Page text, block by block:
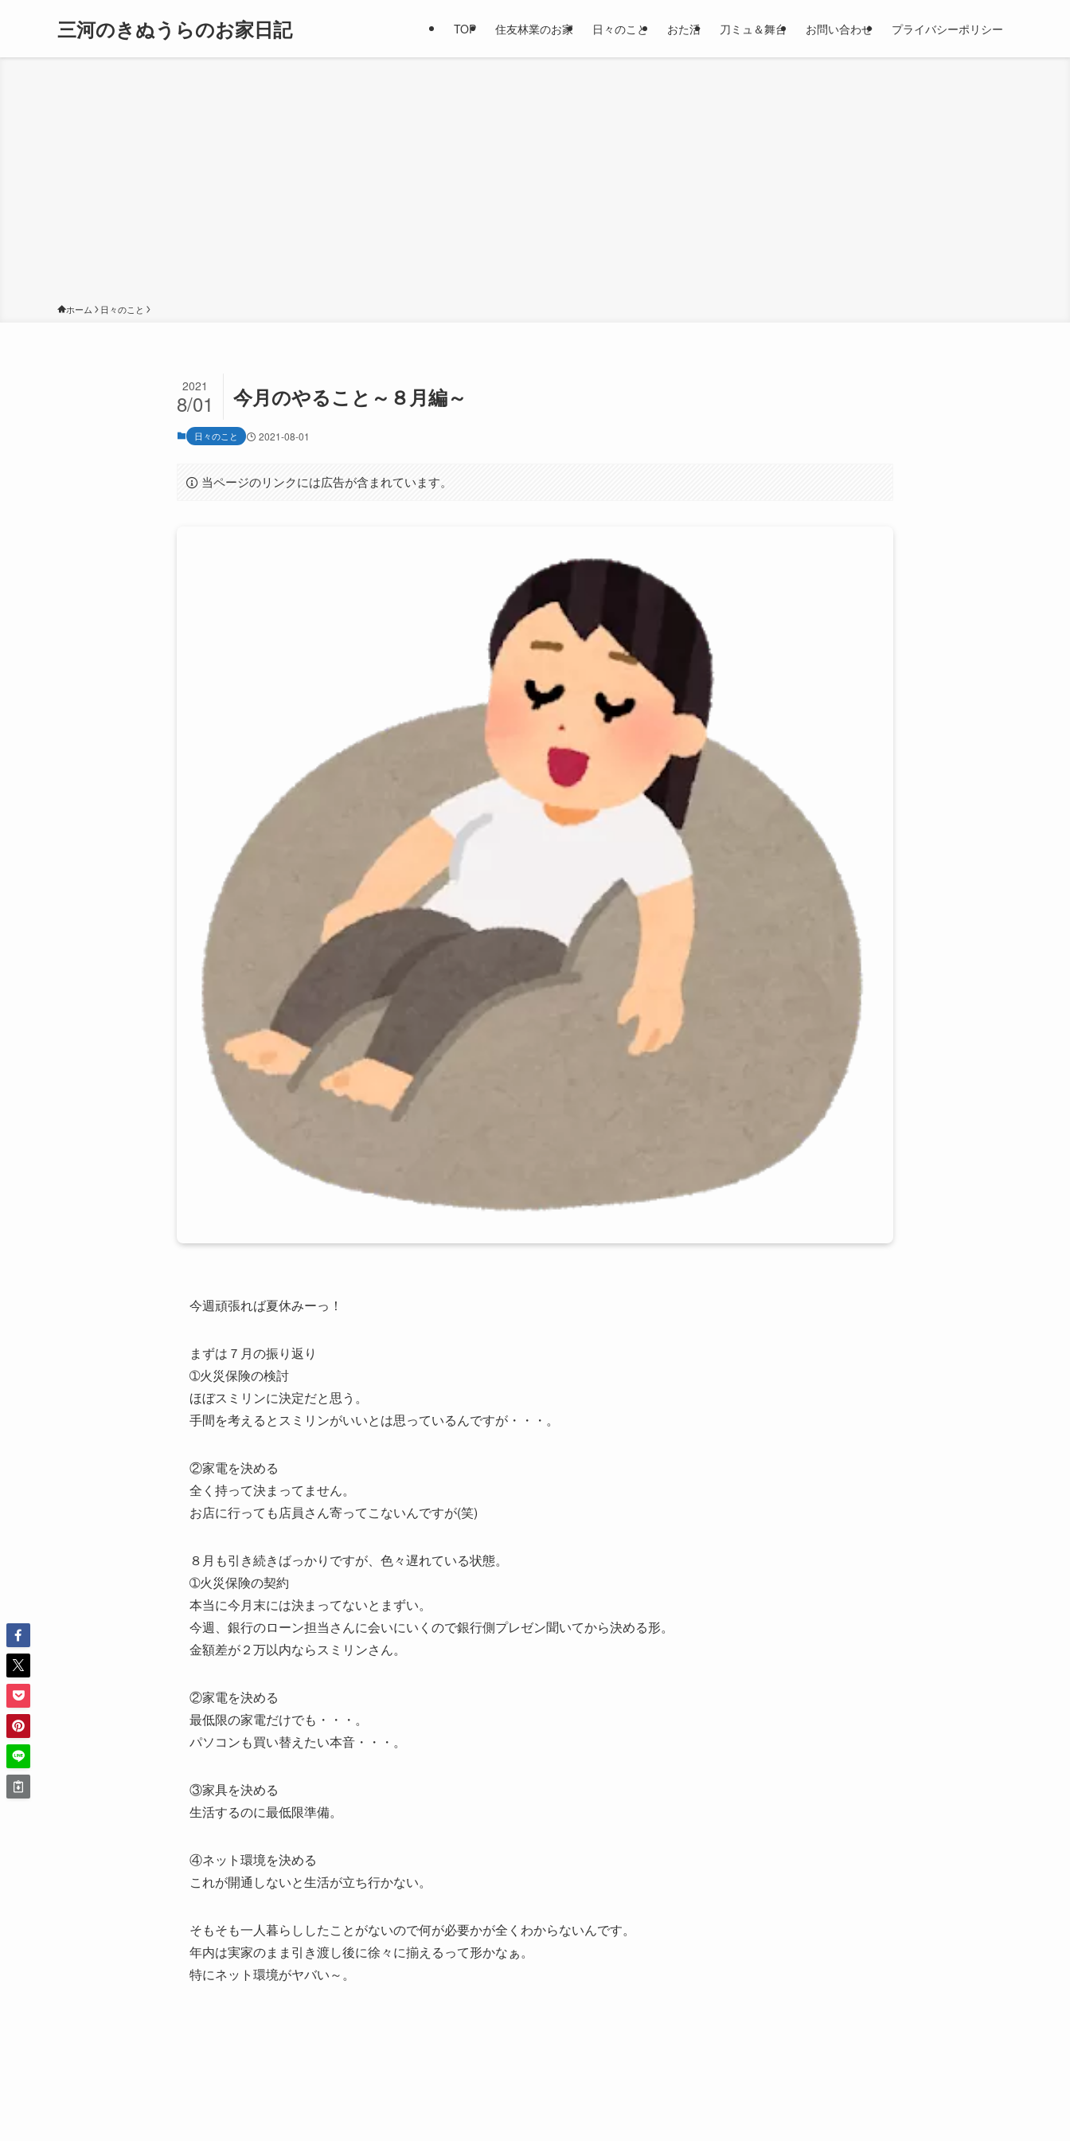
三河のきぬうらのお家日記 TOP 住友林業のお家 日々のこと おた活 刀ミュ＆舞台 お問い合わせ プライバシーポリシー
ホーム 日々のこと
今月のやること～８月編～
2021
8/01
日々のこと 2021-08-01
当ページのリンクには広告が含まれています。
今週頑張れば夏休みーっ！
まずは７月の振り返り
➀火災保険の検討
ほぼスミリンに決定だと思う。
手間を考えるとスミリンがいいとは思っているんですが・・・。
②家電を決める
全く持って決まってません。
お店に行っても店員さん寄ってこないんですが(笑)
８月も引き続きばっかりですが、色々遅れている状態。
➀火災保険の契約
本当に今月末には決まってないとまずい。
今週、銀行のローン担当さんに会いにいくので銀行側プレゼン聞いてから決める形。
金額差が２万以内ならスミリンさん。
②家電を決める
最低限の家電だけでも・・・。
パソコンも買い替えたい本音・・・。
③家具を決める
生活するのに最低限準備。
④ネット環境を決める
これが開通しないと生活が立ち行かない。
そもそも一人暮らししたことがないので何が必要かが全くわからないんです。
年内は実家のまま引き渡し後に徐々に揃えるって形かなぁ。
特にネット環境がヤバい～。